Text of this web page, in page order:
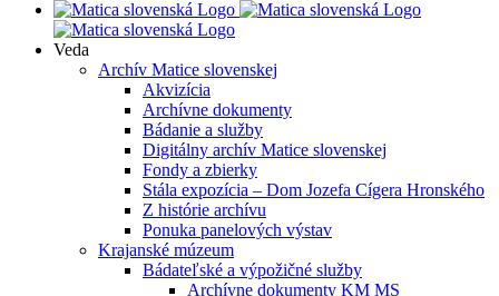
Veda
Archív Matice slovenskej
Akvizícia
Archívne dokumenty
Bádanie a služby
Digitálny archív Matice slovenskej
Fondy a zbierky
Stála expozícia – Dom Jozefa Cígera Hronského
Z histórie archívu
Ponuka panelových výstav
Krajanské múzeum
Bádateľské a výpožičné služby
Archívne dokumenty KM MS